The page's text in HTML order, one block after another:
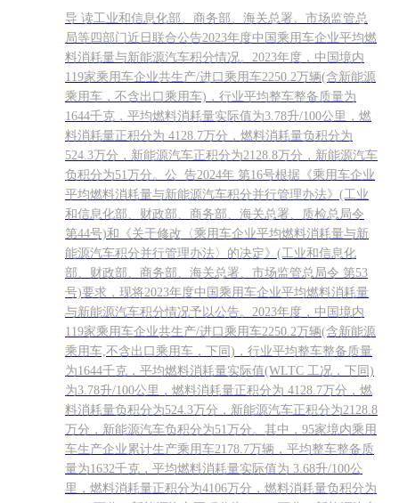
导 读工业和信息化部、商务部、海关总署、市场监管总
局等四部门近日联合公告2023年度中国乘用车企业平均燃
料消耗量与新能源汽车积分情况。2023年度，中国境内
119家乘用车企业共生产/进口乘用车2250.2万辆(含新能源
乘用车，不含出口乘用车)，行业平均整车整备质量为
1644千克，平均燃料消耗量实际值为3.78升/100公里，燃
料消耗量正积分为 4128.7万分，燃料消耗量负积分为
524.3万分，新能源汽车正积分为2128.8万分，新能源汽车
负积分为51万分。公 告2024年 第16号根据《乘用车企业
平均燃料消耗量与新能源汽车积分并行管理办法》(工业
和信息化部、财政部、商务部、海关总署、质检总局令
第44号)和《关于修改〈乘用车企业平均燃料消耗量与新
能源汽车积分并行管理办法〉的决定》(工业和信息化
部、财政部、商务部、海关总署、市场监管总局令 第53
号)要求，现将2023年度中国乘用车企业平均燃料消耗量
与新能源汽车积分情况予以公告。2023年度，中国境内
119家乘用车企业共生产/进口乘用车2250.2万辆(含新能源
乘用车,不含出口乘用车，下同)，行业平均整车整备质量
为1644千克，平均燃料消耗量实际值(WLTC 工况，下同)
为3.78升/100公里，燃料消耗量正积分为 4128.7万分，燃
料消耗量负积分为524.3万分，新能源汽车正积分为2128.8
万分，新能源汽车负积分为51万分。其中，95家境内乘用
车生产企业累计生产乘用车2178.7万辆，平均整车整备质
量为1632千克，平均燃料消耗量实际值为 3.68升/100公
里，燃料消耗量正积分为4106万分，燃料消耗量负积分为